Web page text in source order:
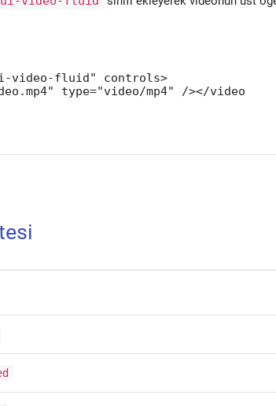
video-fluid" controls>
type="video/mp4" /></video